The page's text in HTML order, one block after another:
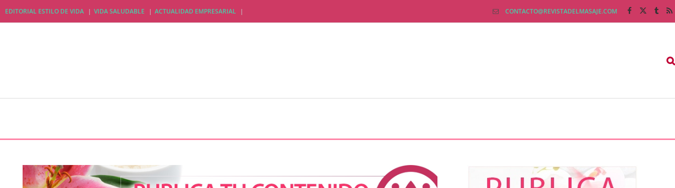
EDITORIAL ESTILO DE VIDA VIDA SALUDABLE ACTUALIDAD EMPRESARIAL CONTACTO@REVISTADELMASAJE.COM